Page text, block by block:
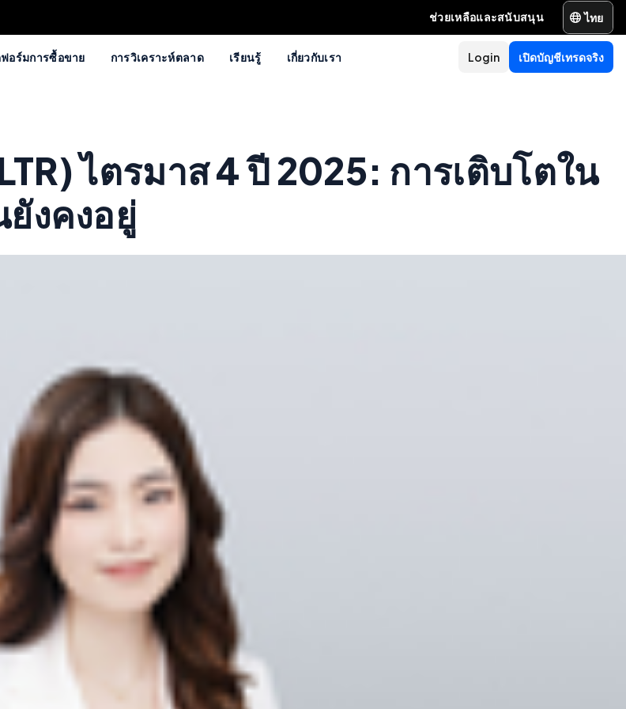
ช่วยเหลือและสนับสนุน ไทย
อร์มการซื้อขาย การวิเคราะห์ตลาด เรียนรู้ เกี่ยวกับเรา เปิดบัญชีเทรดจริง
Login
ไตรมาส 4 ปี 2025: การเติบโตใน
งคงอยู่